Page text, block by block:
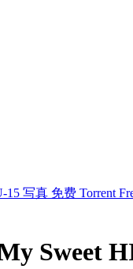
15 写真 免费 Torrent
Sweet